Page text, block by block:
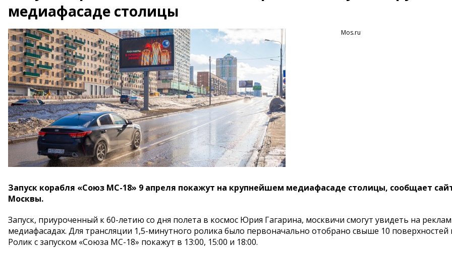
медиафасаде столицы
Mos.ru
Запуск корабля «Союз МС-18» 9 апреля покажут на крупнейшем медиафасаде столицы, сообщает
Москвы.
Запуск, приуроченный к 60-летию со дня полета в космос Юрия Гагарина, москвичи смогут увидеть на
медиафасадах. Для трансляции 1,5-минутного ролика было первоначально отобрано свыше 10 поверхностей
Ролик с запуском «Союза МС-18» покажут в 13:00, 15:00 и 18:00.